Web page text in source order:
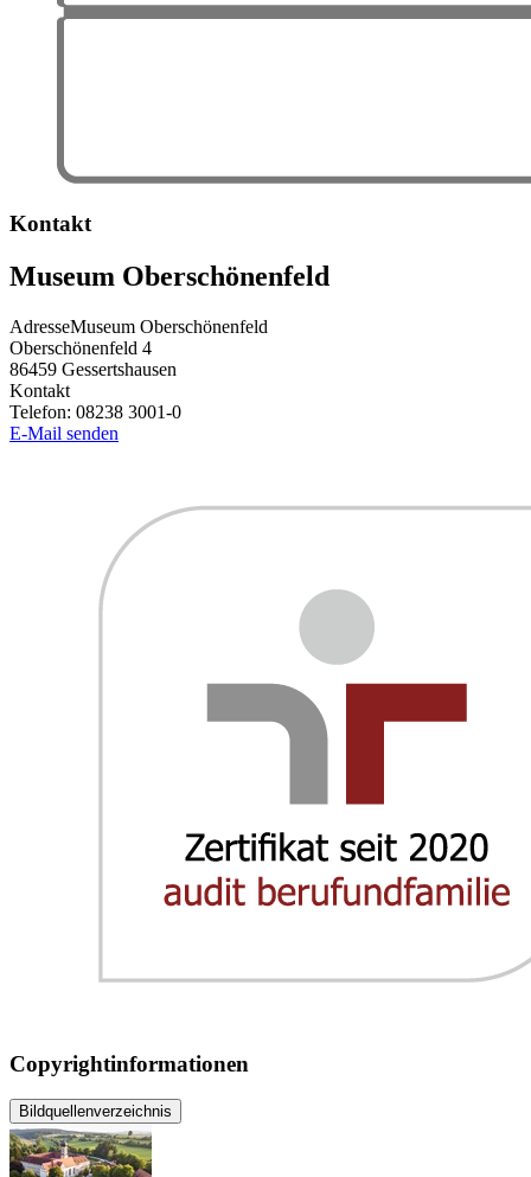
Kontakt
Museum Oberschönenfeld
AdresseMuseum Oberschönenfeld
Oberschönenfeld 4
86459 Gessertshausen
Kontakt
Telefon: 08238 3001-0
E-Mail senden
Copyrightinformationen
Bildquellenverzeichnis